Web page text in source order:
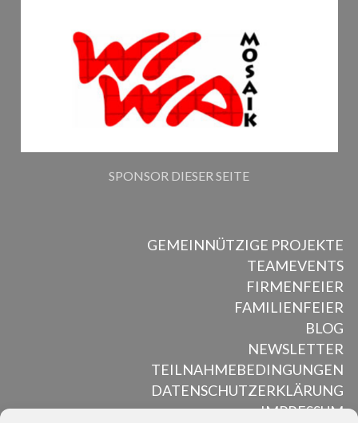
SPONSOR DIESER SEITE
GEMEINNÜTZIGE PROJEKTE
TEAMEVENTS
FIRMENFEIER
FAMILIENFEIER
BLOG
NEWSLETTER
TEILNAHMEBEDINGUNGEN
DATENSCHUTZERKLÄRUNG
IMPRESSUM